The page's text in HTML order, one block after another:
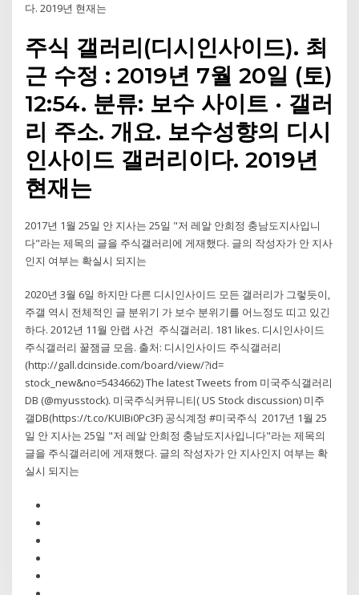
다. 2019년 현재는
주식 갤러리(디시인사이드). 최
근 수정 : 2019년 7월 20일 (토)
12:54. 분류: 보수 사이트 · 갤러
리 주소. 개요. 보수성향의 디시
인사이드 갤러리이다. 2019년
현재는
2017년 1월 25일 안 지사는 25일 "저 레알 안희정 충남도지사입니
다"라는 제목의 글을 주식갤러리에 게재했다. 글의 작성자가 안 지사
인지 여부는 확실시 되지는
2020년 3월 6일 하지만 다른 디시인사이드 모든 갤러리가 그렇듯이,
주갤 역시 전체적인 글 분위기 가 보수 분위기를 어느정도 띠고 있긴
하다. 2012년 11월 안랩 사건 주식갤러리. 181 likes. 디시인사이드
주식갤러리 꿀잼글 모음. 출처: 디시인사이드 주식갤러리
(http://gall.dcinside.com/board/view/?id=
stock_new&no=5434662) The latest Tweets from 미국주식갤러리
DB (@myusstock). 미국주식커뮤니티( US Stock discussion) 미주
갤DB(https://t.co/KUIBi0Pc3F) 공식계정 #미국주식 2017년 1월 25
일 안 지사는 25일 "저 레알 안희정 충남도지사입니다"라는 제목의
글을 주식갤러리에 게재했다. 글의 작성자가 안 지사인지 여부는 확
실시 되지는